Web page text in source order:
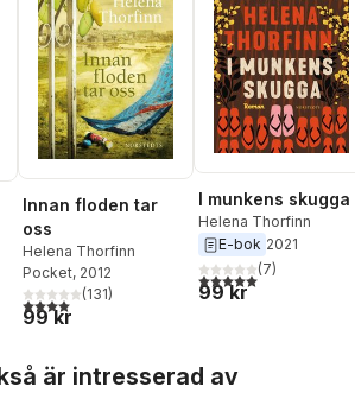
antal röster:
Innan floden tar
oss
Helena Thorfinn
Pocket, 2012
4,0utav 5 stjärnor. Totalt antal röster:
(131)
99 kr
I munkens skugga
Helena Thorfinn
E-bok 2021
5,0utav 5 stjärnor.
(7)
99 kr
är intresserad av